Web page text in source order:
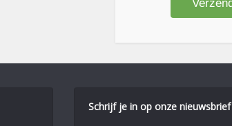
Schrijf je in op onze nieuwsbrief